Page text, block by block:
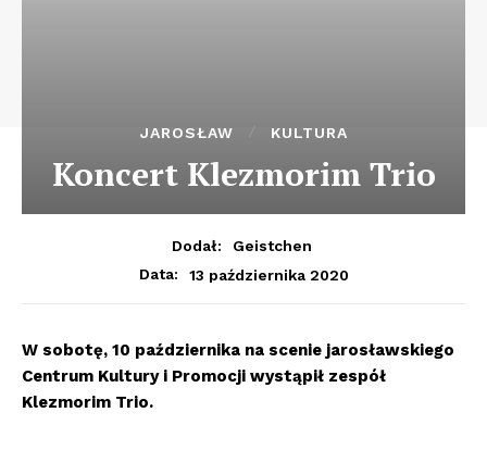
JAROSŁAW KULTURA
Koncert Klezmorim Trio
Dodał:
Geistchen
Data:
13 października 2020
W sobotę, 10 października na scenie jarosławskiego
Centrum Kultury i Promocji wystąpił zespół
Klezmorim Trio.